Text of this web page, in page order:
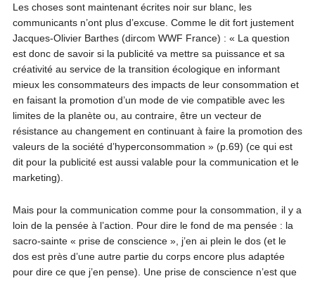
Les choses sont maintenant écrites noir sur blanc, les
communicants n’ont plus d’excuse. Comme le dit fort justement
Jacques-Olivier Barthes (dircom WWF France) : « La question
est donc de savoir si la publicité va mettre sa puissance et sa
créativité au service de la transition écologique en informant
mieux les consommateurs des impacts de leur consommation et
en faisant la promotion d’un mode de vie compatible avec les
limites de la planète ou, au contraire, être un vecteur de
résistance au changement en continuant à faire la promotion des
valeurs de la société d’hyperconsommation » (p.69) (ce qui est
dit pour la publicité est aussi valable pour la communication et le
marketing).
Mais pour la communication comme pour la consommation, il y a
loin de la pensée à l’action. Pour dire le fond de ma pensée : la
sacro-sainte « prise de conscience », j’en ai plein le dos (et le
dos est près d’une autre partie du corps encore plus adaptée
pour dire ce que j’en pense). Une prise de conscience n’est que